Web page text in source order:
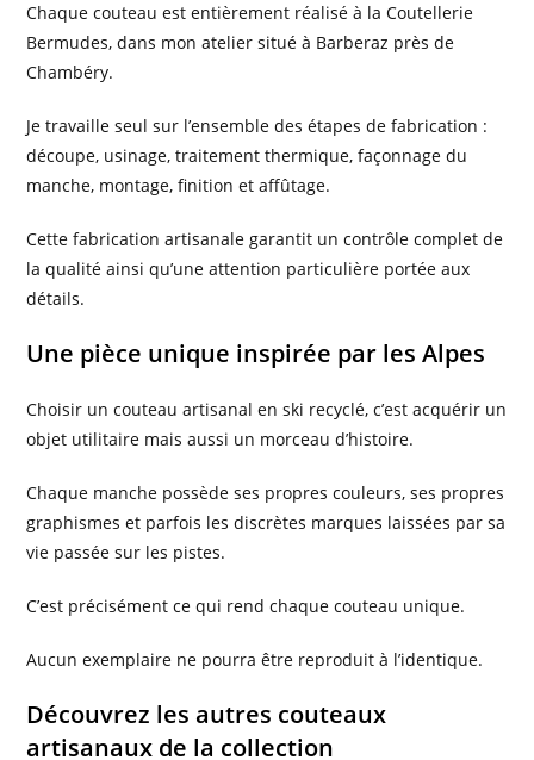
Chaque couteau est entièrement réalisé à la Coutellerie
Bermudes, dans mon atelier situé à Barberaz près de
Chambéry.
Je travaille seul sur l’ensemble des étapes de fabrication :
découpe, usinage, traitement thermique, façonnage du
manche, montage, finition et affûtage.
Cette fabrication artisanale garantit un contrôle complet de
la qualité ainsi qu’une attention particulière portée aux
détails.
Une pièce unique inspirée par les Alpes
Choisir un couteau artisanal en ski recyclé, c’est acquérir un
objet utilitaire mais aussi un morceau d’histoire.
Chaque manche possède ses propres couleurs, ses propres
graphismes et parfois les discrètes marques laissées par sa
vie passée sur les pistes.
C’est précisément ce qui rend chaque couteau unique.
Aucun exemplaire ne pourra être reproduit à l’identique.
Découvrez les autres couteaux
artisanaux de la collection